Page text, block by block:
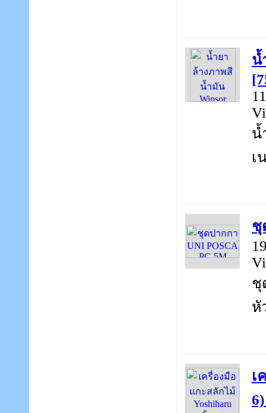
น้
น้
เ
ชุ
ชุ
หั
เ